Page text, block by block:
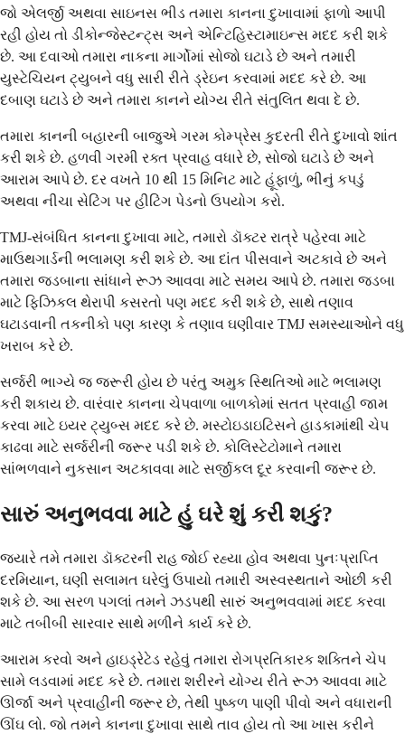
જો એલર્જી અથવા સાઇનસ ભીડ તમારા કાનના દુખાવામાં ફાળો આપી
રહી હોય તો ડીકોન્જેસ્ટન્ટ્સ અને એન્ટિહિસ્ટામાઇન્સ મદદ કરી શકે
છે. આ દવાઓ તમારા નાકના માર્ગોમાં સોજો ઘટાડે છે અને તમારી
યુસ્ટેચિયન ટ્યુબને વધુ સારી રીતે ડ્રેઇન કરવામાં મદદ કરે છે. આ
દબાણ ઘટાડે છે અને તમારા કાનને યોગ્ય રીતે સંતુલિત થવા દે છે.
તમારા કાનની બહારની બાજુએ ગરમ કોમ્પ્રેસ કુદરતી રીતે દુખાવો શાંત
કરી શકે છે. હળવી ગરમી રક્ત પ્રવાહ વધારે છે, સોજો ઘટાડે છે અને
આરામ આપે છે. દર વખતે 10 થી 15 મિનિટ માટે હૂંફાળું, ભીનું કપડું
અથવા નીચા સેટિંગ પર હીટિંગ પેડનો ઉપયોગ કરો.
TMJ-સંબંધિત કાનના દુખાવા માટે, તમારો ડૉક્ટર રાત્રે પહેરવા માટે
માઉથગાર્ડની ભલામણ કરી શકે છે. આ દાંત પીસવાને અટકાવે છે અને
તમારા જડબાના સાંધાને રૂઝ આવવા માટે સમય આપે છે. તમારા જડબા
માટે ફિઝિકલ થેરાપી કસરતો પણ મદદ કરી શકે છે, સાથે તણાવ
ઘટાડવાની તકનીકો પણ કારણ કે તણાવ ઘણીવાર TMJ સમસ્યાઓને વધુ
ખરાબ કરે છે.
સર્જરી ભાગ્યે જ જરૂરી હોય છે પરંતુ અમુક સ્થિતિઓ માટે ભલામણ
કરી શકાય છે. વારંવાર કાનના ચેપવાળા બાળકોમાં સતત પ્રવાહી જામ
કરવા માટે ઇયર ટ્યુબ્સ મદદ કરે છે. મસ્ટોઇડાઇટિસને હાડકામાંથી ચેપ
કાઢવા માટે સર્જરીની જરૂર પડી શકે છે. કોલિસ્ટેટોમાને તમારા
સાંભળવાને નુકસાન અટકાવવા માટે સર્જીકલ દૂર કરવાની જરૂર છે.
સારું અનુભવવા માટે હું ઘરે શું કરી શકું?
જ્યારે તમે તમારા ડૉક્ટરની રાહ જોઈ રહ્યા હોવ અથવા પુનઃપ્રાપ્તિ
દરમિયાન, ઘણી સલામત ઘરેલું ઉપાયો તમારી અસ્વસ્થતાને ઓછી કરી
શકે છે. આ સરળ પગલાં તમને ઝડપથી સારું અનુભવવામાં મદદ કરવા
માટે તબીબી સારવાર સાથે મળીને કાર્ય કરે છે.
આરામ કરવો અને હાઇડ્રેટેડ રહેવું તમારા રોગપ્રતિકારક શક્તિને ચેપ
સામે લડવામાં મદદ કરે છે. તમારા શરીરને યોગ્ય રીતે રૂઝ આવવા માટે
ઊર્જા અને પ્રવાહીની જરૂર છે, તેથી પુષ્કળ પાણી પીવો અને વધારાની
ઊંઘ લો. જો તમને કાનના દુખાવા સાથે તાવ હોય તો આ ખાસ કરીને